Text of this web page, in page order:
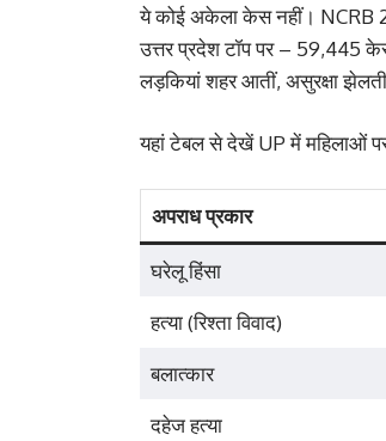
ये कोई अकेला केस नहीं। NCRB
उत्तर प्रदेश टॉप पर – 59,445
लड़कियां शहर आतीं, असुरक्षा
यहां टेबल से देखें UP में महिलाओं
अपराध प्रकार
घरेलू हिंसा
हत्या (रिश्ता विवाद)
बलात्कार
दहेज हत्या